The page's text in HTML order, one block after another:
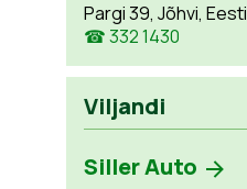
Pargi 39, Jõhvi, Eesti
☎ 332 1430
Viljandi
Siller Auto